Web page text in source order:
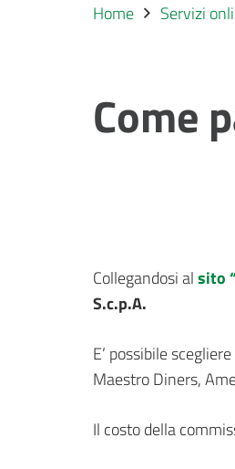
Home Servizi
Come
Collegandosi alsito
S.c.p.A.
E’ possibile
Maestro Diners,
Il costo della